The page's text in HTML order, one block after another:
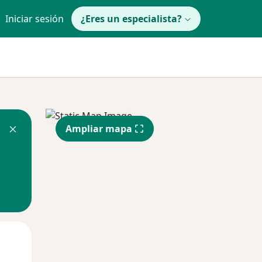
Iniciar sesión ¿Eres un especialista?
Ampliar mapa